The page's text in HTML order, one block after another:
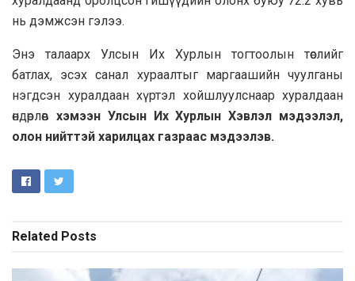
нь дэмжсэн гэлээ.
Энэ талаарх Улсын Их Хурлын тогтоолын төслийг
батлах, эсэх санал хураалтыг маргаашийн чуулганы
нэгдсэн хуралдаан хүртэл хойшлуулснаар хуралдаан
өндөрлөв хэмээн Улсын Их Хурлын Хэвлэл мэдээлэл,
олон нийттэй харилцах газраас мэдээлэв.
Related Posts